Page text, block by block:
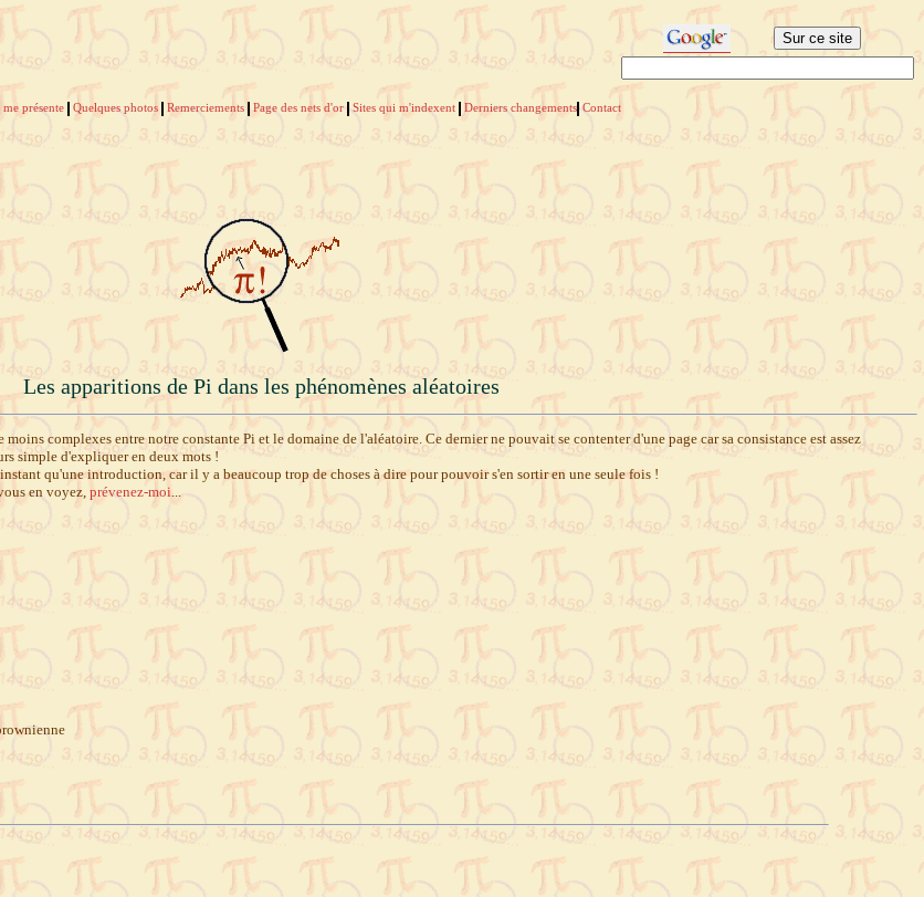
me présente Quelques photos Remerciements Page des nets d'or Sites qui m'indexent Derniers changements Contact
Les apparitions de Pi dans les phénomènes aléatoires
complexes entre notre constante Pi et le domaine de l'aléatoire. Ce dernier ne pouvait se contenter d'une page car sa consistance est assez
simple d'expliquer en deux mots !
qu'une introduction, car il y a beaucoup trop de choses à dire pour pouvoir s'en sortir en une seule fois !
en voyez, prévenez-moi...